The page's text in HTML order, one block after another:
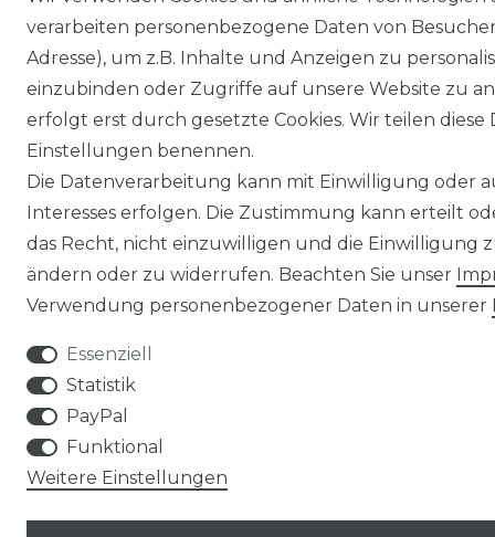
verarbeiten personenbezogene Daten von
Adresse), um z.B. Inhalte und Anzeigen zu
einzubinden oder Zugriffe auf unsere Website zu
erfolgt erst durch gesetzte Cookies. Wir teilen
Einstellungen benennen.
Die Datenverarbeitung kann mit Einwilligung oder
Interesses erfolgen. Die Zustimmung kann erteilt
das Recht, nicht einzuwilligen und die Einwilligung
ändern oder zu widerrufen. Beachten Sie unser
Verwendung personenbezogener Daten in unserer
Essenziell
Statistik
PayPal
Funktional
Weitere Einstellungen